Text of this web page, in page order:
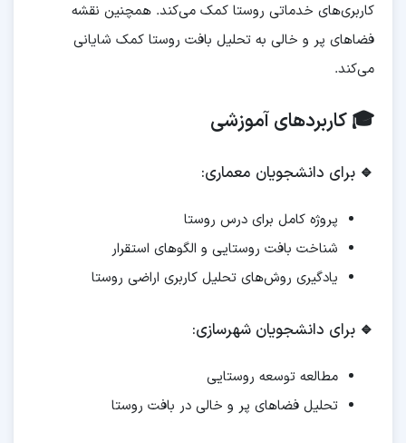
کاربری‌های خدماتی روستا کمک می‌کند. همچنین نقشه
فضاهای پر و خالی به تحلیل بافت روستا کمک شایانی
می‌کند.
🎓 کاربردهای آموزشی
🔹 برای دانشجویان معماری:
پروژه کامل برای درس روستا
شناخت بافت روستایی و الگوهای استقرار
یادگیری روش‌های تحلیل کاربری اراضی روستا
🔹 برای دانشجویان شهرسازی:
مطالعه توسعه روستایی
تحلیل فضاهای پر و خالی در بافت روستا